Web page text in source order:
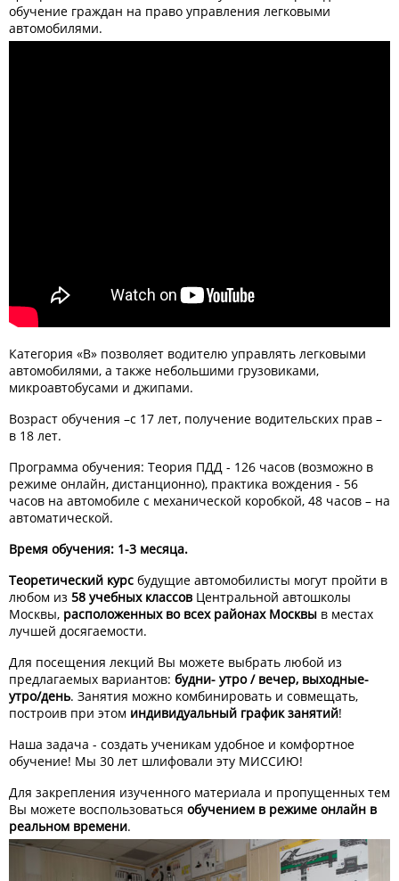
обучение граждан на право управления легковыми
автомобилями.
Категория «В» позволяет водителю управлять легковыми
автомобилями, а также небольшими грузовиками,
микроавтобусами и джипами.
Возраст обучения –с 17 лет, получение водительских прав –
в 18 лет.
Программа обучения: Теория ПДД - 126 часов (возможно в
режиме онлайн, дистанционно), практика вождения - 56
часов на автомобиле с механической коробкой, 48 часов – на
автоматической.
Время обучения: 1-3 месяца.
Теоретический курс будущие автомобилисты могут пройти в
любом из 58 учебных классов Центральной автошколы
Москвы, расположенных во всех районах Москвы в местах
лучшей досягаемости.
Для посещения лекций Вы можете выбрать любой из
предлагаемых вариантов: будни- утро / вечер, выходные-
утро/день. Занятия можно комбинировать и совмещать,
построив при этом индивидуальный график занятий!
Наша задача - создать ученикам удобное и комфортное
обучение! Мы 30 лет шлифовали эту МИССИЮ!
Для закрепления изученного материала и пропущенных тем
Вы можете воспользоваться обучением в режиме онлайн в
реальном времени.